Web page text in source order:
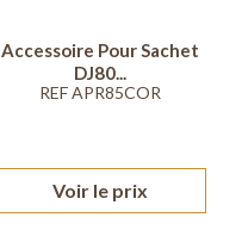
Accessoire Pour Sachet
DJ80...
REF APR85COR
Voir le prix